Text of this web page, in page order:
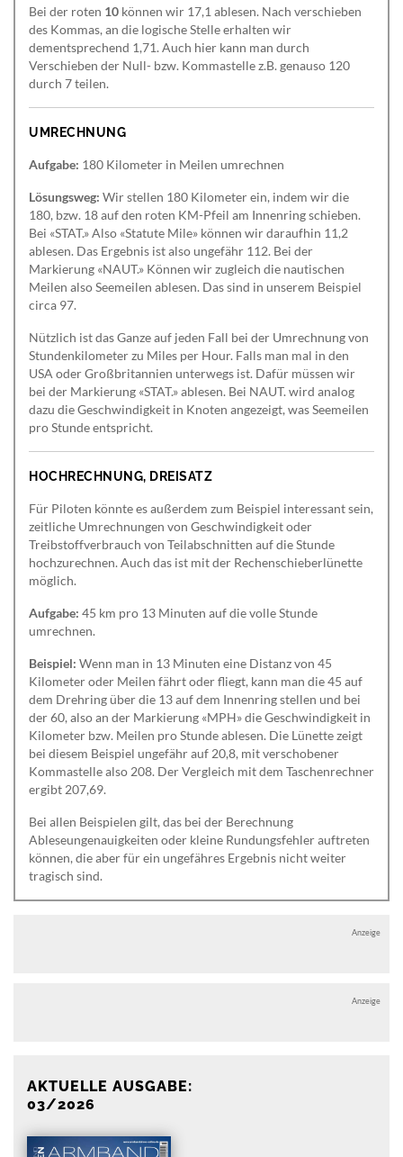
Bei der roten 10 können wir 17,1 ablesen. Nach verschieben
des Kommas, an die logische Stelle erhalten wir
dementsprechend 1,71. Auch hier kann man durch
Verschieben der Null- bzw. Kommastelle z.B. genauso 120
durch 7 teilen.
UMRECHNUNG
Aufgabe: 180 Kilometer in Meilen umrechnen
Lösungsweg: Wir stellen 180 Kilometer ein, indem wir die
180, bzw. 18 auf den roten KM-Pfeil am Innenring schieben.
Bei «STAT.» Also «Statute Mile» können wir daraufhin 11,2
ablesen. Das Ergebnis ist also ungefähr 112. Bei der
Markierung «NAUT.» Können wir zugleich die nautischen
Meilen also Seemeilen ablesen. Das sind in unserem Beispiel
circa 97.
Nützlich ist das Ganze auf jeden Fall bei der Umrechnung von
Stundenkilometer zu Miles per Hour. Falls man mal in den
USA oder Großbritannien unterwegs ist. Dafür müssen wir
bei der Markierung «STAT.» ablesen. Bei NAUT. wird analog
dazu die Geschwindigkeit in Knoten angezeigt, was Seemeilen
pro Stunde entspricht.
HOCHRECHNUNG, DREISATZ
Für Piloten könnte es außerdem zum Beispiel interessant sein,
zeitliche Umrechnungen von Geschwindigkeit oder
Treibstoffverbrauch von Teilabschnitten auf die Stunde
hochzurechnen. Auch das ist mit der Rechenschieberlünette
möglich.
Aufgabe: 45 km pro 13 Minuten auf die volle Stunde
umrechnen.
Beispiel: Wenn man in 13 Minuten eine Distanz von 45
Kilometer oder Meilen fährt oder fliegt, kann man die 45 auf
dem Drehring über die 13 auf dem Innenring stellen und bei
der 60, also an der Markierung «MPH» die Geschwindigkeit in
Kilometer bzw. Meilen pro Stunde ablesen. Die Lünette zeigt
bei diesem Beispiel ungefähr auf 20,8, mit verschobener
Kommastelle also 208. Der Vergleich mit dem Taschenrechner
ergibt 207,69.
Bei allen Beispielen gilt, das bei der Berechnung
Ableseungenauigkeiten oder kleine Rundungsfehler auftreten
können, die aber für ein ungefähres Ergebnis nicht weiter
tragisch sind.
Anzeige
Anzeige
AKTUELLE AUSGABE:
03/2026